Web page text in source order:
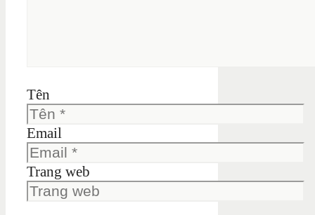
Tên
Email
Trang web